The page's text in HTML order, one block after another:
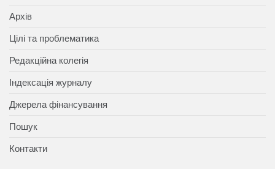
Архів
Цілі та проблематика
Редакційна колегія
Індексація журналу
Джерела фінансування
Пошук
Контакти